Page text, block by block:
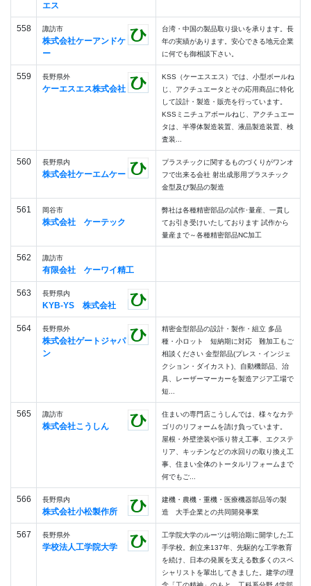
エス
558 諏訪市
株式会社ケーアンドケ
ー
台湾・中国の製品取り扱いを承ります。長
年の実績があります。安心できる地元企業
に何でも御相談下さい。
559 長野県外
ケーエスエス株式会社
KSS（ケーエスエス）では、小型ボールね
じ、アクチュエータとその応用商品に特化
して設計・製造・販売を行っています。
KSSミニチュアボールねじ、アクチュエー
タは、半導体製造装置、液晶製造装置、検
査装...
560 長野県内
株式会社ケーエムケー
プラスチックに関するものづくりがワンオ
フで出来る会社 射出成形用プラスチック
金型及び製品の製造
561 岡谷市
株式会社 ケーテック
弊社は各種精密部品の試作･量産、一貫し
てお引き受けいたしております 試作から
量産まで～各種精密部品NC加工
562 諏訪市
有限会社 ケーワイ精工
563 長野県内
KYB-YS 株式会社
564 長野県外
株式会社ゲートジャパ
ン
精密金型部品の設計・製作・組立 多品
種・小ロット 短納期に対応 難加工もご
相談ください 金型部品(プレス・インジェ
クション・ダイカスト)、自動機部品、治
具、レーザーマーカーを製造アジア工場で
短...
565 諏訪市
株式会社こうしん
住まいの専門店こうしんでは、様々なカテ
ゴリのリフォームを請け負っています。
屋根・外壁塗装や張り替え工事、エクステ
リア、キッチンなどの水回りの取り換え工
事、住まい全体のトータルリフォームまで
何でもご...
566 長野県内
株式会社小松製作所
建機・農機・重機・医療機器部品等の製
造 大手企業との共同開発事業
567 長野県外
学校法人工学院大学
工学院大学のルーツは明治期に開学した工
手学校。創立来137年、先駆的な工学教育
を続け、日本の発展を支える数多くのスペ
シャリストを輩出してきました。建学の理